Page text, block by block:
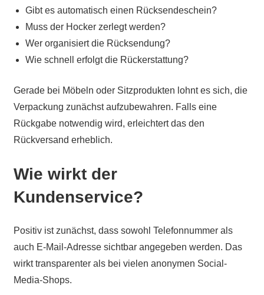
Gibt es automatisch einen Rücksendeschein?
Muss der Hocker zerlegt werden?
Wer organisiert die Rücksendung?
Wie schnell erfolgt die Rückerstattung?
Gerade bei Möbeln oder Sitzprodukten lohnt es sich, die
Verpackung zunächst aufzubewahren. Falls eine
Rückgabe notwendig wird, erleichtert das den
Rückversand erheblich.
Wie wirkt der
Kundenservice?
Positiv ist zunächst, dass sowohl Telefonnummer als
auch E-Mail-Adresse sichtbar angegeben werden. Das
wirkt transparenter als bei vielen anonymen Social-
Media-Shops.